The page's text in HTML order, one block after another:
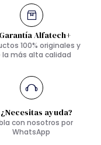
Garantía Alfatech+
100% originales y
la más alta calidad
ayuda?
con nosotros por
WhatsApp